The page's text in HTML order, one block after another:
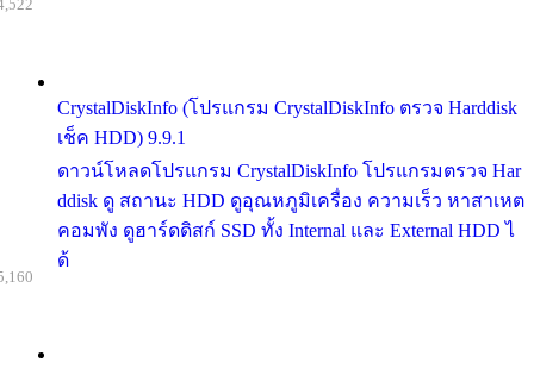
CrystalDiskInfo (โปรแกรม CrystalDiskInfo ตรวจ Harddisk
เช็ค HDD) 9.9.1
ดาวน์โหลดโปรแกรม CrystalDiskInfo โปรแกรมตรวจ Har
ddisk ดู สถานะ HDD ดูอุณหภูมิเครื่อง ความเร็ว หาสาเหต
คอมพัง ดูฮาร์ดดิสก์ SSD ทั้ง Internal และ External HDD ไ
ด้